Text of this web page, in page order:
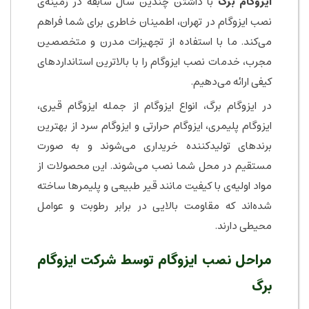
نصب ایزوگام در تهران، اطمینان خاطری برای شما فراهم
می‌کند. ما با استفاده از تجهیزات مدرن و متخصصین
مجرب، خدمات نصب ایزوگام را با بالاترین استانداردهای
کیفی ارائه می‌دهیم.
در ایزوگام برگ، انواع ایزوگام از جمله ایزوگام قیری،
ایزوگام پلیمری، ایزوگام حرارتی و ایزوگام سرد از بهترین
برندهای تولیدکننده خریداری می‌شوند و به صورت
مستقیم در محل شما نصب می‌شوند. این محصولات از
مواد اولیه‌ی با کیفیت مانند قیر طبیعی و پلیمرها ساخته
شده‌اند که مقاومت بالایی در برابر رطوبت و عوامل
محیطی دارند.
مراحل نصب ایزوگام توسط شرکت ایزوگام
برگ